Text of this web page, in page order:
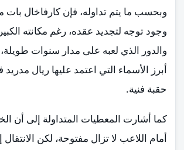
وبحسب ما يتم تداوله، فإن كارفاخال بات
وجود توجه لتجديد عقده، رغم مكانته
والدور الذي لعبه على مدار سنوات
أبرز الأسماء التي اعتمد عليها ريال
حقبة فنية.
كما أشارت المعطيات المتداولة إلى أن
أمام اللاعب لا تزال مفتوحة، لكن الانتقال